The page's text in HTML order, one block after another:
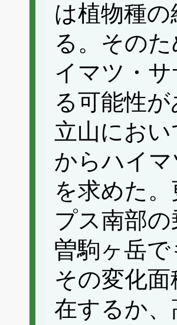
は植物種
る。その
イマツ・
る可能性
立山にお
からハイ
を求めた
プス南部
曽駒ヶ岳
その変化
在するか